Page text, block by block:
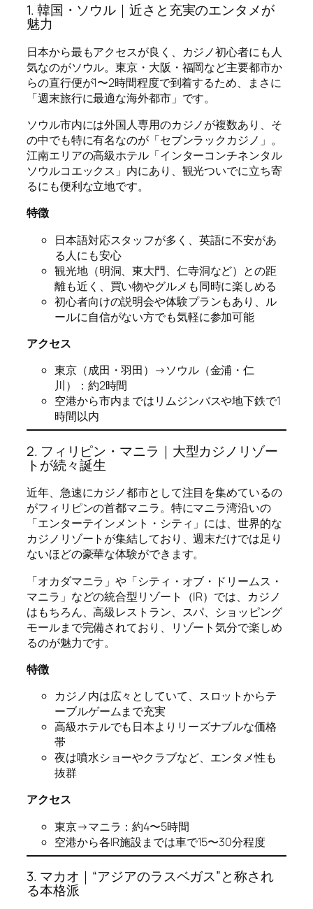
1. 韓国・ソウル｜近さと充実のエンタメが
魅力
日本から最もアクセスが良く、カジノ初心者にも人
気なのがソウル。東京・大阪・福岡など主要都市か
らの直行便が1〜2時間程度で到着するため、まさに
「週末旅行に最適な海外都市」です。
ソウル市内には外国人専用のカジノが複数あり、そ
の中でも特に有名なのが「セブンラックカジノ」。
江南エリアの高級ホテル「インターコンチネンタル
ソウルコエックス」内にあり、観光ついでに立ち寄
るにも便利な立地です。
特徴
日本語対応スタッフが多く、英語に不安があ
る人にも安心
観光地（明洞、東大門、仁寺洞など）との距
離も近く、買い物やグルメも同時に楽しめる
初心者向けの説明会や体験プランもあり、ル
ールに自信がない方でも気軽に参加可能
アクセス
東京（成田・羽田）→ソウル（金浦・仁
川）：約2時間
空港から市内まではリムジンバスや地下鉄で1
時間以内
2. フィリピン・マニラ｜大型カジノリゾー
トが続々誕生
近年、急速にカジノ都市として注目を集めているの
がフィリピンの首都マニラ。特にマニラ湾沿いの
「エンターテインメント・シティ」には、世界的な
カジノリゾートが集結しており、週末だけでは足り
ないほどの豪華な体験ができます。
「オカダマニラ」や「シティ・オブ・ドリームス・
マニラ」などの統合型リゾート（IR）では、カジノ
はもちろん、高級レストラン、スパ、ショッピング
モールまで完備されており、リゾート気分で楽しめ
るのが魅力です。
特徴
カジノ内は広々としていて、スロットからテ
ーブルゲームまで充実
高級ホテルでも日本よりリーズナブルな価格
帯
夜は噴水ショーやクラブなど、エンタメ性も
抜群
アクセス
東京→マニラ：約4〜5時間
空港から各IR施設までは車で15〜30分程度
3. マカオ｜“アジアのラスベガス”と称され
る本格派